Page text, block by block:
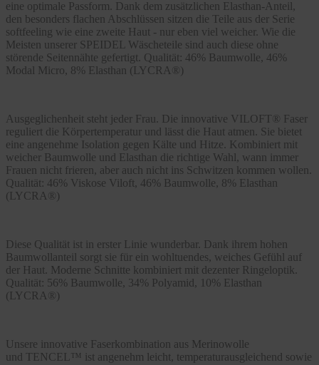
eine optimale Passform. Dank dem zusätzlichen Elasthan-Anteil,
den besonders flachen Abschlüssen sitzen die Teile aus der Serie
softfeeling wie eine zweite Haut - nur eben viel weicher. Wie die
Meisten unserer SPEIDEL Wäscheteile sind auch diese ohne
störende Seitennähte gefertigt. Qualität: 46% Baumwolle, 46%
Modal Micro, 8% Elasthan (LYCRA®)
Ausgeglichenheit steht jeder Frau. Die innovative VILOFT® Faser
reguliert die Körpertemperatur und lässt die Haut atmen. Sie bietet
eine angenehme Isolation gegen Kälte und Hitze. Kombiniert mit
weicher Baumwolle und Elasthan die richtige Wahl, wann immer
Frauen nicht frieren, aber auch nicht ins Schwitzen kommen wollen.
Qualität: 46% Viskose Viloft, 46% Baumwolle, 8% Elasthan
(LYCRA®)
Diese Qualität ist in erster Linie wunderbar. Dank ihrem hohen
Baumwollanteil sorgt sie für ein wohltuendes, weiches Gefühl auf
der Haut. Moderne Schnitte kombiniert mit dezenter Ringeloptik.
Qualität: 56% Baumwolle, 34% Polyamid, 10% Elasthan
(LYCRA®)
Unsere innovative Faserkombination aus Merinowolle
und TENCEL™ ist angenehm leicht, temperaturausgleichend sowie